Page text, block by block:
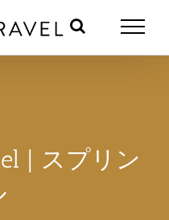
| スプリン